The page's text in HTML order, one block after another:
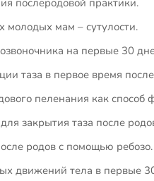
послеродовой практики.
молодых мам – сутулости.
на первые 30
таза в первое время
пеленания как способ
закрытия таза после
родов с помощью ребозо.
движений тела в первые